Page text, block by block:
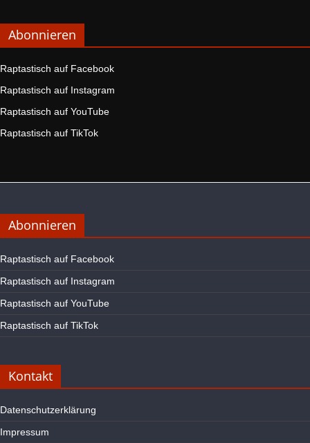
Abonnieren
Raptastisch auf Facebook
Raptastisch auf Instagram
Raptastisch auf YouTube
Raptastisch auf TikTok
Abonnieren
Raptastisch auf Facebook
Raptastisch auf Instagram
Raptastisch auf YouTube
Raptastisch auf TikTok
Kontakt
Datenschutzerklärung
Impressum